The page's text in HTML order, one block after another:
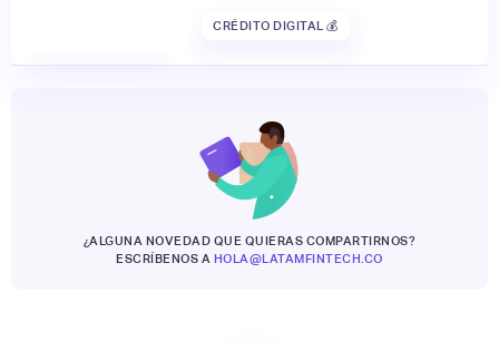
CRÉDITO DIGITAL 💰
¿ALGUNA NOVEDAD QUE QUIERAS COMPARTIRNOS?
ESCRÍBENOS A HOLA@LATAMFINTECH.CO